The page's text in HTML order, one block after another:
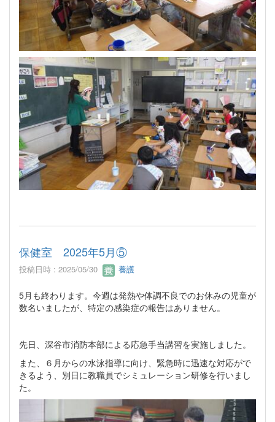
保健室 2025年5月⑤
投稿日時 : 2025/05/30 養護
5月も終わります。今週は発熱や体調不良でのお休みの児童が
数名いましたが、特定の感染症の報告はありません。
先日、深谷市消防本部による応急手当講習を実施しました。
また、６月からの水泳指導に向け、緊急時に迅速な対応がで
きるよう、別日に教職員でシミュレーション研修を行いまし
た。